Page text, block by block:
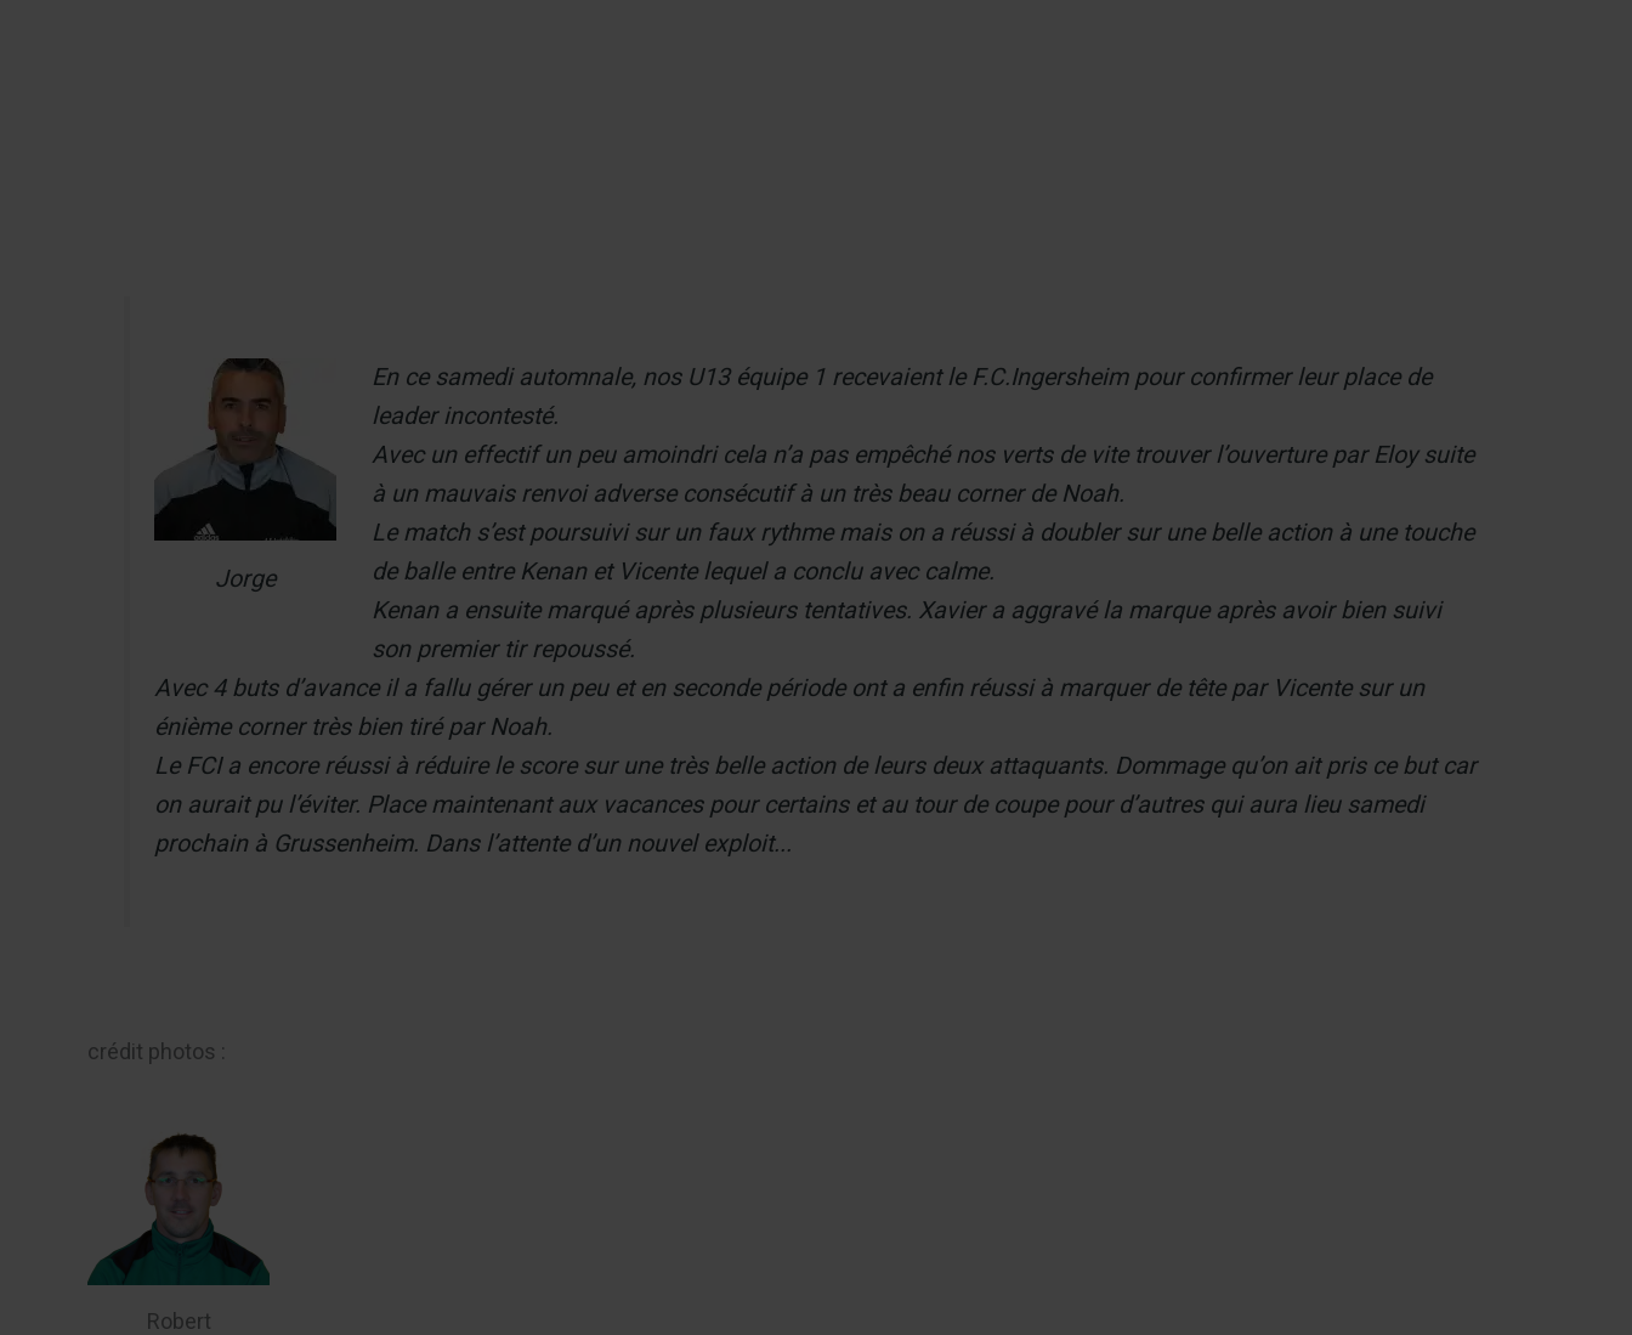
Jorge
En ce samedi automnale, nos U13 équipe 1 recevaient le F.C.Ingersheim pour confirmer leur place de
leader incontesté.
Avec un effectif un peu amoindri cela n’a pas empêché nos verts de vite trouver l’ouverture par Eloy suite
à un mauvais renvoi adverse consécutif à un très beau corner de Noah.
Le match s’est poursuivi sur un faux rythme mais on a réussi à doubler sur une belle action à une touche
de balle entre Kenan et Vicente lequel a conclu avec calme.
Kenan a ensuite marqué après plusieurs tentatives. Xavier a aggravé la marque après avoir bien suivi
son premier tir repoussé.
Avec 4 buts d’avance il a fallu gérer un peu et en seconde période ont a enfin réussi à marquer de tête par Vicente sur un
énième corner très bien tiré par Noah.
Le FCI a encore réussi à réduire le score sur une très belle action de leurs deux attaquants. Dommage qu’on ait pris ce but car
on aurait pu l’éviter. Place maintenant aux vacances pour certains et au tour de coupe pour d’autres qui aura lieu samedi
prochain à Grussenheim. Dans l’attente d’un nouvel exploit...
crédit photos :
Robert